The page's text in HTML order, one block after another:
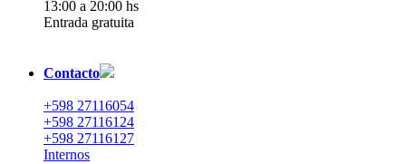
13:00 a 20:00 hs
Entrada gratuita
Contacto
+598 27116054
+598 27116124
+598 27116127
Internos